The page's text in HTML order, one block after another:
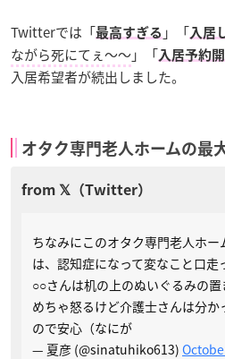
Twitterでは「最高すぎる 」「 入居
ながら死にてぇ～～」「 入居予約
入居希望者が続出しました。
オタク専門老人ホームの最
ちなみにこのオタク専門老人ホー
は、認知症になって変なこと口走
○○さんは机の上のぬいぐるみの
めちゃ怒るけど介護士さんは分
ので安心（なにが
— 夏彦 (@sinatuhiko613)